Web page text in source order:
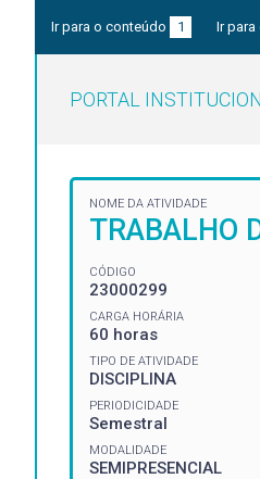
Ir para o conteúdo 1 Ir para
PORTAL
NOME DA ATIVIDADE
TRABALHO
CÓDIGO
23000299
CARGA HORÁRIA
60 horas
TIPO DE ATIVIDADE
DISCIPLINA
PERIODICIDADE
Semestral
MODALIDADE
SEMIPRESENCIAL